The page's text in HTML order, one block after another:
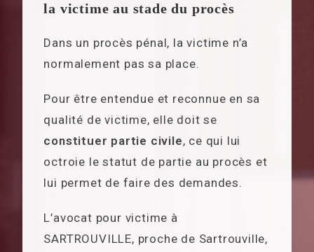
la victime au stade du procès
Dans un procès pénal, la victime n’a
normalement pas sa place.
Pour être entendue et reconnue en sa
qualité de victime, elle doit se
constituer partie civile, ce qui lui
octroie le statut de partie au procès et
lui permet de faire des demandes.
L’avocat pour victime à
SARTROUVILLE, proche de Sartrouville,